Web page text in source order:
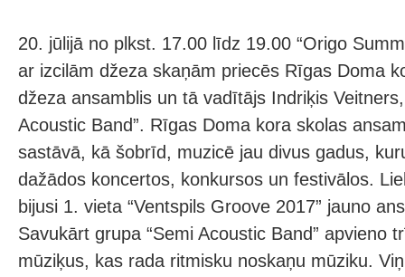
20. jūlijā no plkst. 17.00 līdz 19.00 “Origo
ar izcilām džeza skaņām priecēs Rīgas Doma
džeza ansamblis un tā vadītājs Indriķis
Acoustic Band”. Rīgas Doma kora skolas
sastāvā, kā šobrīd, muzicē jau divus gadus,
dažādos koncertos, konkursos un festivālos.
bijusi 1. vieta “Ventspils Groove 2017” jauno
Savukārt grupa “Semi Acoustic Band” apvieno
mūziķus, kas rada ritmisku noskaņu mūziku.